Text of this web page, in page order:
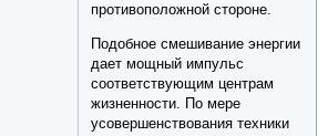
противоположной стороне.
Подобное смешивание энергии
дает мощный импульс
соответствующим центрам
жизненности. По мере
усовершенствования техники